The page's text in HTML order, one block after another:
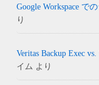
Google Workspace で
り
Veritas Backup Exec
イム より